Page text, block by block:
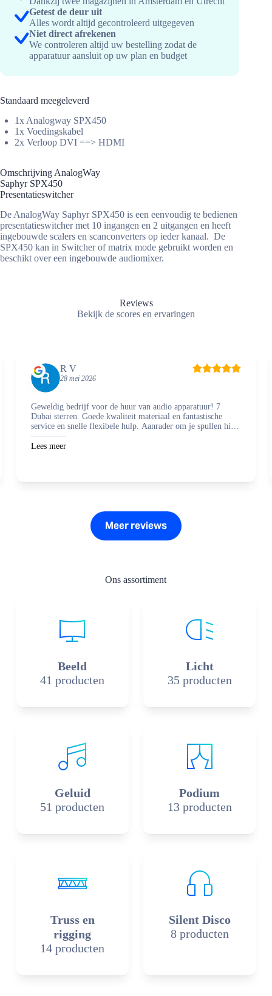
Getest de deur uit
Alles wordt altijd gecontroleerd uitgegeven
Niet direct afrekenen
We controleren altijd uw bestelling zodat de
apparatuur aansluit op uw plan en budget
Standaard meegeleverd
1x Analogway SPX450
1x Voedingskabel
2x Verloop DVI ==> HDMI
Omschrijving AnalogWay
Saphyr SPX450
Presentatieswitcher
De AnalogWay Saphyr SPX450 is een eenvoudig te bedienen
presentatieswitcher met 10 ingangen en 2 uitgangen en heeft
ingebouwde scalers en scanconverters op ieder kanaal. De
SPX450 kan in Switcher of matrix mode gebruikt worden en
beschikt over een ingebouwde audiomixer.
Reviews
Bekijk de scores en ervaringen
R V
28 mei 2026
Geweldig bedrijf voor de huur van audio apparatuur! 7
Dubai sterren. Goede kwaliteit materiaal en fantastische
service en snelle flexibele hulp. Aanrader om je spullen hier
Lees meer
Meer reviews
Ons assortiment
Beeld
41 producten
Licht
35 producten
Geluid
51 producten
Podium
13 producten
Truss en
rigging
14 producten
Silent Disco
8 producten